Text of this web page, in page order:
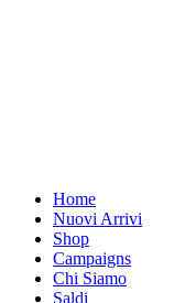
Home
Nuovi Arrivi
Shop
Campaigns
Chi Siamo
Saldi